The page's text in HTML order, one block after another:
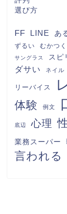
選び方
FF LINE あ
ずるい むかつく
サングラス スピ
ダサい
ネイル
リーバイス
体験 例文
底辺 心理
業務スーパー
言われる